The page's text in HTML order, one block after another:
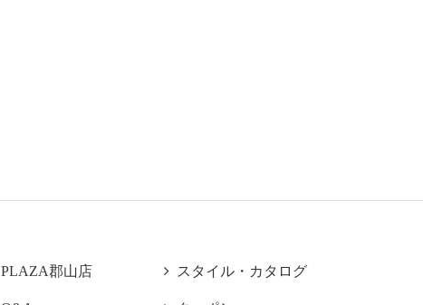
PLAZA郡山店  スタイル・カタログ